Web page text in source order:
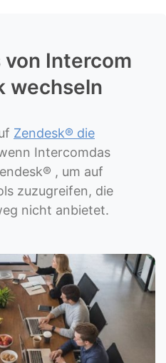
von Intercom
wechseln
Zendesk® die
Intercomdas
, um auf
zuzugreifen, die
nicht anbietet.